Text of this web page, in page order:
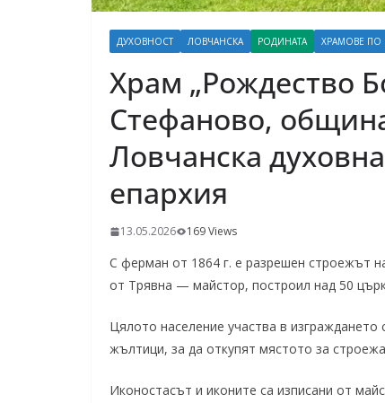
ДУХОВНОСТ ЛОВЧАНСКА РОДИНАТА ХРАМОВЕ ПО
Храм „Рождество
Стефаново,
Ловчанска
епархия
13.05.2026 169 Views
С ферман от 1864 г. е разрешен строежът
от Трявна — майстор, построил над 50
Цялото население участва в
жълтици, за да откупят мястото за
Иконостасът и иконите са изписани от